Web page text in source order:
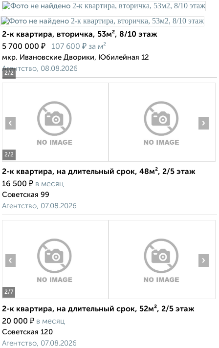
2/2
2-к квартира, вторичка, 53м², 8/10 этаж
5 700 000 ₽ 107 600 ₽ за м²
мкр. Ивановские Дворики, Юбилейная 12
Агентство, 08.08.2026
2/2
‹ ›
2-к квартира, на длительный срок, 48м², 2/5 этаж
16 500 ₽ в месяц
Советская 99
Агентство, 07.08.2026
2/7
‹ ›
2-к квартира, на длительный срок, 52м², 2/5 этаж
20 000 ₽ в месяц
Советская 120
Агентство, 07.08.2026